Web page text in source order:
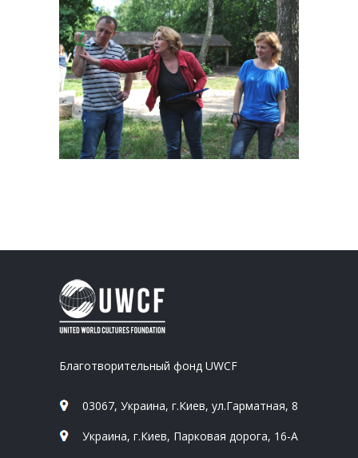
Благотворительный фонд UWCF
03067, Украина, г.Киев, ул.Гарматная, 8
Украина, г.Киев, Парковая дорога, 16-А